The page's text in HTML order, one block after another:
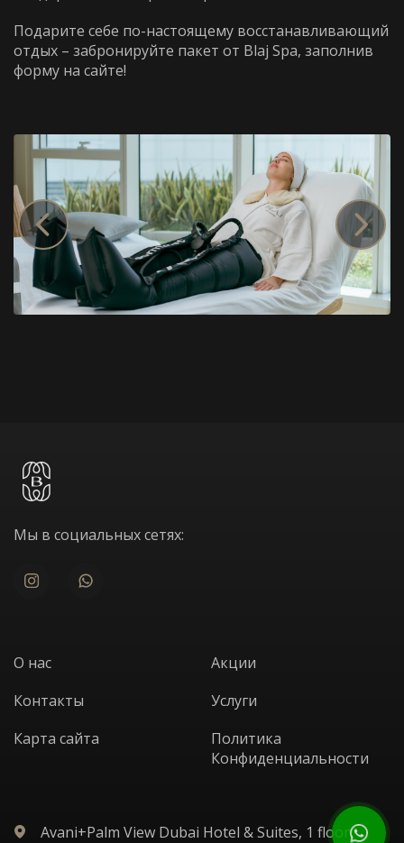
Подарите себе по-настоящему восстанавливающий
отдых – забронируйте пакет от Blaj Spa, заполнив
форму на сайте!
Мы в социальных сетях:
О нас
Акции
Контакты
Услуги
Карта сайта
Политика
Конфиденциальности
Avani+Palm View Dubai Hotel & Suites, 1 floor,